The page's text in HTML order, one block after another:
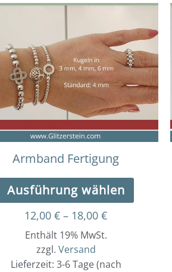
Armband Fertigung
Ausführung wählen
Dieses
weist
mehrere
auf.
Die
auf
gewählt
12,00 € – 18,00 €
Preisspanne:
bis
18,00 €
Enthält 19% MwSt.
zzgl. Versand
Lieferzeit: 3-6 Tage (nach